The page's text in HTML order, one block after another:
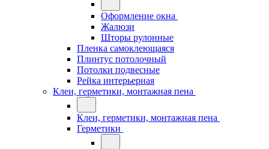
Оформление окна
Жалюзи
Шторы рулонные
Пленка самоклеющаяся
Плинтус потолочный
Потолки подвесные
Рейка интерьерная
Клеи, герметики, монтажная пена
Клеи, герметики, монтажная пена
Герметики